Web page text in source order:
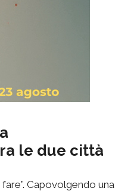
le due città
Capovolgendo una